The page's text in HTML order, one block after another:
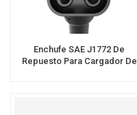
Enchufe SAE J1772 De
Repuesto Para Cargador De